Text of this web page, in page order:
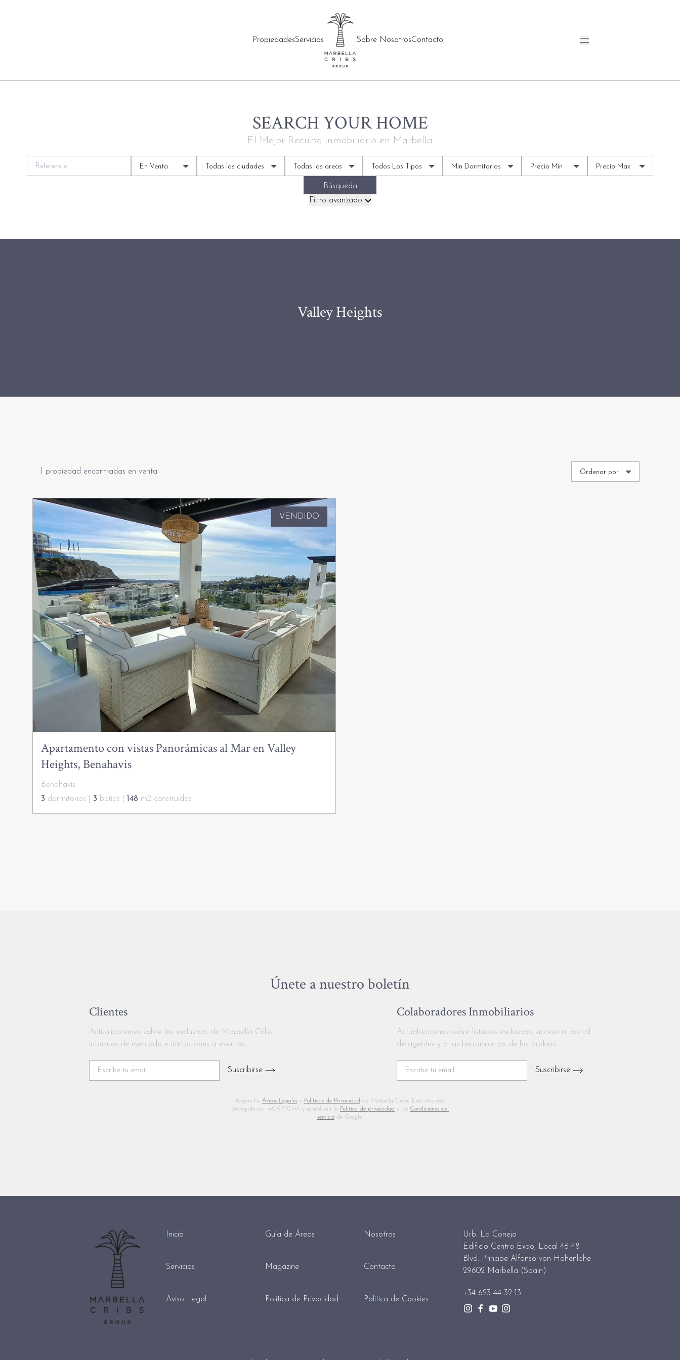
PropiedadesServicios Sobre NosotrosContacto
SEARCH YOUR HOME
El Mejor Recurso Inmobiliario en Marbella
En Venta Todas las ciudades Todas las areas Todos Los Tipos Min Dormitorios Precio Min Precio Max
Búsqueda
Filtro avanzado
Valley Heights
1 propiedad encontradas en venta Ordenar por
VENDIDO
Apartamento con vistas Panorámicas al Mar en Valley
Heights, Benahavis
Benahavís
3 dormitorios | 3 baños | 148 m2 construidos
Únete a nuestro boletín
Clientes
Actualizaciones sobre las exclusivas de Marbella Cribs,
informes de mercado e invitaciones a eventos
Suscribirse
Colaboradores Inmobiliarios
Actualizaciones sobre listados exclusivos, acceso al portal
de agentes y a las herramientas de los brokers
Suscribirse
Acepto los Avisos Legalesy Políticas de Privacidad de Marbella Cribs. Este sitio está
protegido por reCAPTCHA y se aplican la Política de privacidad y las Condiciones del
servicio de Google.
Inicio Guía de Áreas Nosotros
Servicios Magazine Contacto
Aviso Legal Política de Privacidad Política de Cookies
Urb. La Coneja
Edificio Centro Expo, Local 46-48
Blvd. Principe Alfonso von Hohenlohe
29602 Marbella (Spain)
+34 623 44 32 13